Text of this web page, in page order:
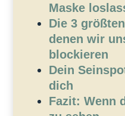
Maske
Die 3
denen wir
blockieren
Dein
dich
Fazit: Wenn